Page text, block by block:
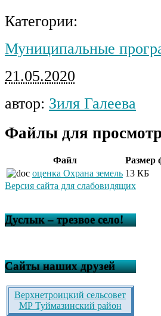
Категории:
Муниципальные
21.05.2020
автор: Зиля Галеева
Файлы для
Файл Размер
оценка Охрана земель 13 КБ
Версия сайта для слабовидящих
Дуслык – трезвое село!
Сайты наших друзей
Верхнетроицкий сельсовет
МР Туймазинский район